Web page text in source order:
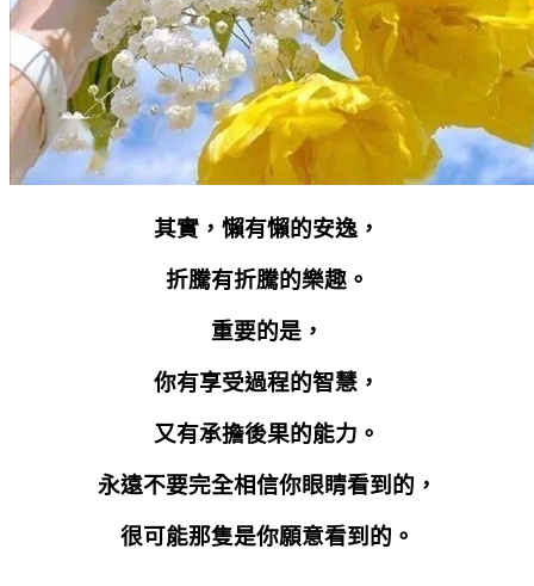
其實，懶有懶的安逸，
折騰有折騰的樂趣。
重要的是，
你有享受過程的智慧，
又有承擔後果的能力。
永遠不要完全相信你眼睛看到的，
很可能那隻是你願意看到的。